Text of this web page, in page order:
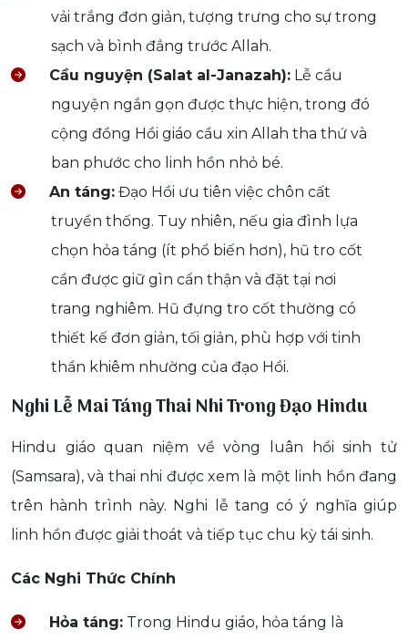
vải trắng đơn giản, tượng trưng cho sự trong
sạch và bình đẳng trước Allah.
Cầu nguyện (Salat al-Janazah): Lễ cầu
nguyện ngắn gọn được thực hiện, trong đó
cộng đồng Hồi giáo cầu xin Allah tha thứ và
ban phước cho linh hồn nhỏ bé.
An táng: Đạo Hồi ưu tiên việc chôn cất
truyền thống. Tuy nhiên, nếu gia đình lựa
chọn hỏa táng (ít phổ biến hơn), hũ tro cốt
cần được giữ gìn cẩn thận và đặt tại nơi
trang nghiêm. Hũ đựng tro cốt thường có
thiết kế đơn giản, tối giản, phù hợp với tinh
thần khiêm nhường của đạo Hồi.
Nghi Lễ Mai Táng Thai Nhi Trong Đạo Hindu
Hindu giáo quan niệm về vòng luân hồi sinh tử
(Samsara), và thai nhi được xem là một linh hồn đang
trên hành trình này. Nghi lễ tang có ý nghĩa giúp
linh hồn được giải thoát và tiếp tục chu kỳ tái sinh.
Các Nghi Thức Chính
Hỏa táng: Trong Hindu giáo, hỏa táng là